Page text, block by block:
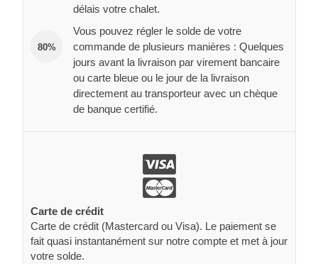
délais votre chalet.
80%
Vous pouvez régler le solde de votre
commande de plusieurs manières : Quelques
jours avant la livraison par virement bancaire
ou carte bleue ou le jour de la livraison
directement au transporteur avec un chèque
de banque certifié.
Carte de crédit
Carte de crédit (Mastercard ou Visa). Le paiement se
fait quasi instantanément sur notre compte et met à jour
votre solde.